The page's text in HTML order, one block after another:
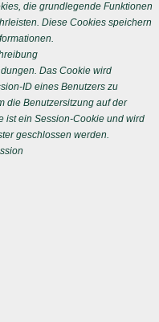
die grundlegende Funktionen
Diese Cookies speichern
Das Cookie wird
ID eines Benutzers zu
die Benutzersitzung auf der
ist ein Session-Cookie und wird
geschlossen werden.